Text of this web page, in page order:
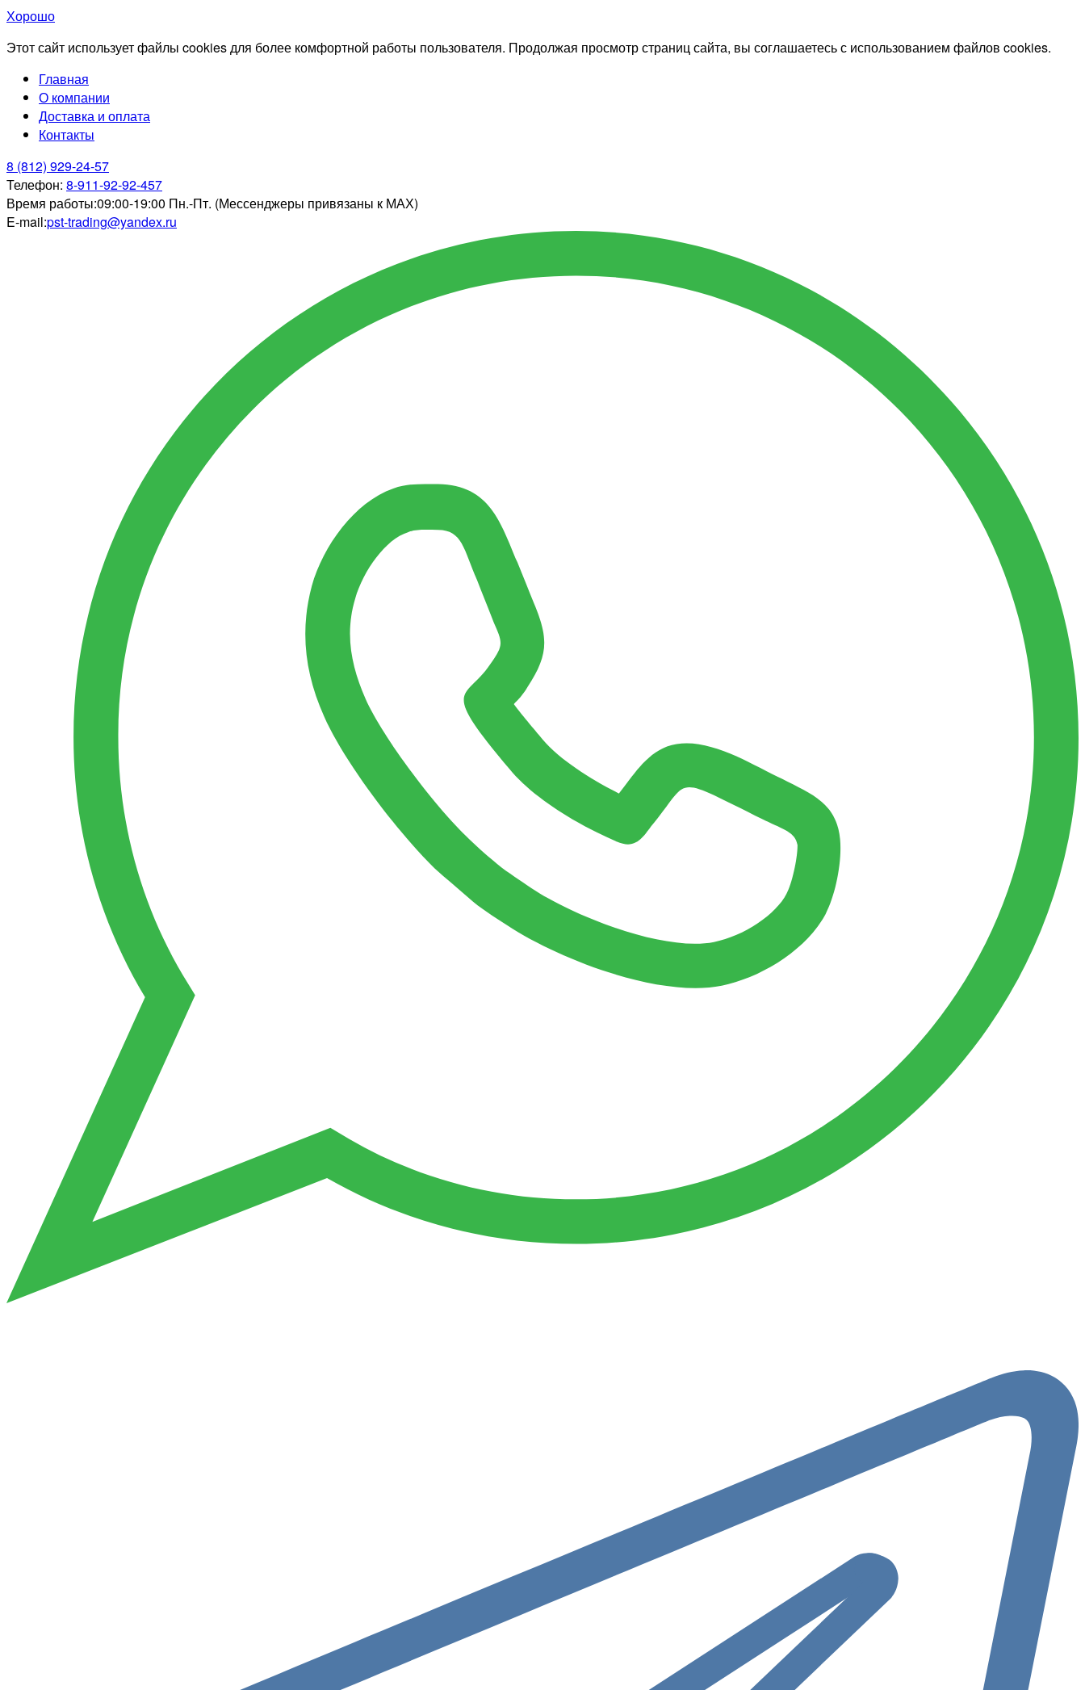
Хорошо
Этот сайт использует файлы cookies для более комфортной работы пользователя. Продолжая просмотр страниц сайта, вы соглашаетесь с использованием файлов cookies.
Главная
О компании
Доставка и оплата
Контакты
8 (812) 929-24-57
Телефон: 8-911-92-92-457
Время работы:09:00-19:00 Пн.-Пт. (Мессенджеры привязаны к МАХ)
E-mail:pst-trading@yandex.ru